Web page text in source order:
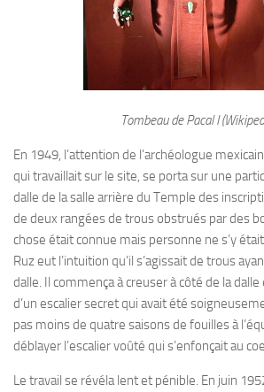
Tombeau de Pacal I
En 1949, l’attention de l’archéologue
qui travaillait sur le site, se porta sur une
dalle de la salle arrière du Temple des
de deux rangées de trous obstrués par des
chose était connue mais personne ne s’y
Ruz eut l’intuition qu’il s’agissait de trous
dalle. Il commença à creuser à côté de la
d’un escalier secret qui avait été
pas moins de quatre saisons de fouilles à
déblayer l’escalier voûté qui s’enfonçait au
Le travail se révéla lent et pénible. En juin